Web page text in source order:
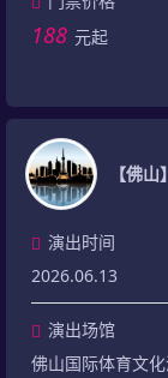
188 元起
【佛
演出时间
2026.06.13
演出场馆
佛山国际体育文